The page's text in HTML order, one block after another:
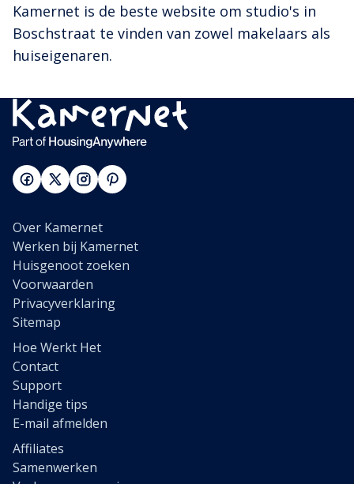
Kamernet is de beste website om studio's in
Boschstraat te vinden van zowel makelaars als
huiseigenaren.
Over Kamernet
Werken bij Kamernet
Huisgenoot zoeken
Voorwaarden
Privacyverklaring
Sitemap
Hoe Werkt Het
Contact
Support
Handige tips
E-mail afmelden
Affiliates
Samenwerken